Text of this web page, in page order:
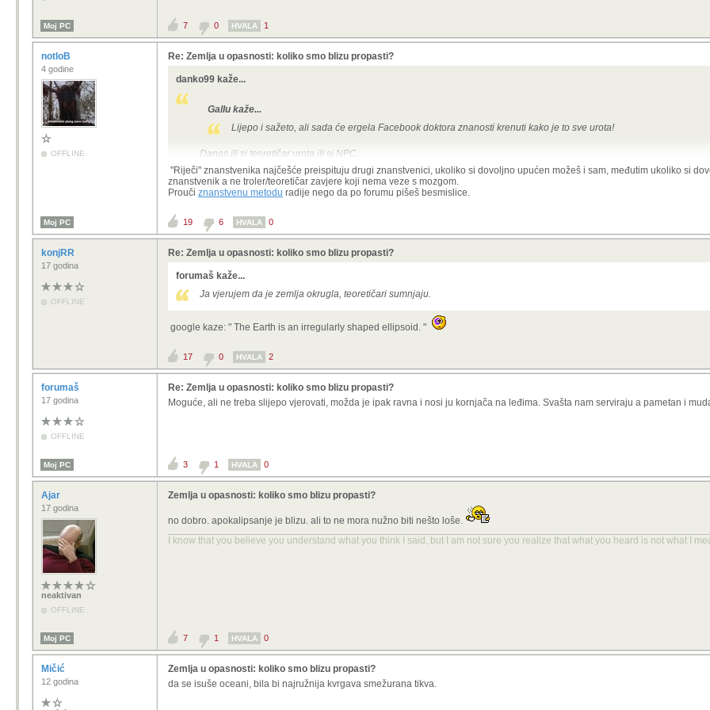
Moj PC 7 0 HVALA 1
notloB
4 godine
OFFLINE
Re: Zemlja u opasnosti: koliko smo blizu propasti?
danko99 kaže...
Gallu kaže...
Lijepo i sažeto, ali sada će ergela Facebook doktora znanosti krenuti kako je to sve urota!
Danas,ili si teoretičar urota ili si NPC.
NPC ne preispituju svete riječi znanstvenika (manje-više vjeruju bez ikakvog detaljnog istraživanja i poznavanja ljudi
istraživanja po navedenoj temi).
Teoretičari sumnjaju.
Nema druge.
"Riječi" znanstvenika najčešće preispituju drugi znanstvenici, ukoliko si dovoljno upućen možeš i sam, međutim ukoliko si
znanstvenik a ne troler/teoretičar zavjere koji nema veze s mozgom.
Prouči znanstvenu metodu radije nego da po forumu pišeš besmislice.
Moj PC 19 6 HVALA 0
konjRR
17 godina
OFFLINE
Re: Zemlja u opasnosti: koliko smo blizu propasti?
forumaš kaže...
Ja vjerujem da je zemlja okrugla, teoretičari sumnjaju.
google kaze: " The Earth is an irregularly shaped ellipsoid . "
17 0 HVALA 2
forumaš
17 godina
OFFLINE
Re: Zemlja u opasnosti: koliko smo blizu propasti?
Moguće, ali ne treba slijepo vjerovati, možda je ipak ravna i nosi ju kornjača na leđima. Svašta nam serviraju a pametan i
Moj PC 3 1 HVALA 0
Ajar
17 godina
neaktivan
OFFLINE
Zemlja u opasnosti: koliko smo blizu propasti?
no dobro. apokalipsanje je blizu. ali to ne mora nužno biti nešto loše.
I know that you believe you understand what you think I said, but I am not sure you realize that what you heard is not what I
Moj PC 7 1 HVALA 0
Mičić
12 godina
Zemlja u opasnosti: koliko smo blizu propasti?
da se isuše oceani, bila bi najružnija kvrgava smežurana tikva.